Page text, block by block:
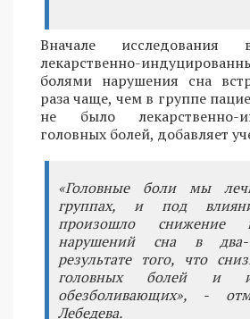
Вначале
лекарственно-
болями нарушения сна
раза чаще, чем в группе
не было лекарственно-
головных болей, добавляет
«Головные боли мы
группах, и под
произошло снижение
нарушений сна в
результате того, что
головных болей и
обезболивающих», -
Лебедева.